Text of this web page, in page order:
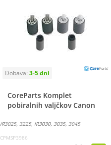
CoreParts Komplet
pobiralnih valjčkov Canon
iR3025, 3225, iR3030, 3035, 3045
CPMSP3986